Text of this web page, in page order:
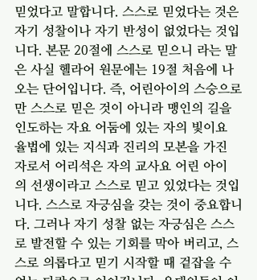
믿었다고 말합니다. 스스로 믿었다는 것은
자기 성찰이나 자기 반성이 없었다는 것입
니다. 본문 20절에 스스로 믿으니 라는 말
은 사실 헬라어 원문에는 19절 처음에 나
오는 단어입니다. 즉, 어린아이의 스승으로
만 스스로 믿은 것이 아니라 맹인의 길을
인도하는 자요 어둠에 있는 자의 빛이요
율법에 있는 지식과 진리의 모본을 가진
자로서 어리석은 자의 교사요 어린 아이
의 선생이라고 스스로 믿고 있었다는 것입
니다. 스스로 자긍심을 갖는 것이 중요합니
다. 그러나 자기 성찰 없는 자긍심은 스스
로 발전할 수 있는 기회를 막아 버리고, 스
스로 의롭다고 믿기 시작할 때 겉잡을 수